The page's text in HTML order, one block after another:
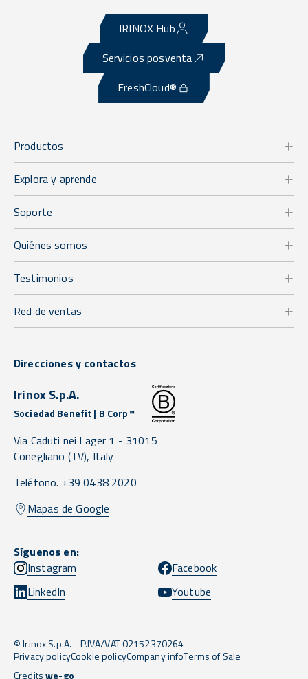
IRINOX Hub
Servicios posventa
FreshCloud®
Productos
Explora y aprende
Soporte
Quiénes somos
Testimonios
Red de ventas
Direcciones y contactos
Irinox S.p.A.
Sociedad Benefit | B Corp™
Via Caduti nei Lager 1 - 31015
Conegliano (TV), Italy
Teléfono. +39 0438 2020
Mapas de Google
Síguenos en:
Instagram
Facebook
LinkedIn
Youtube
© Irinox S.p.A. - P.IVA/VAT 02152370264
Privacy policyCookie policyCompany infoTerms of Sale
Creditswe-go